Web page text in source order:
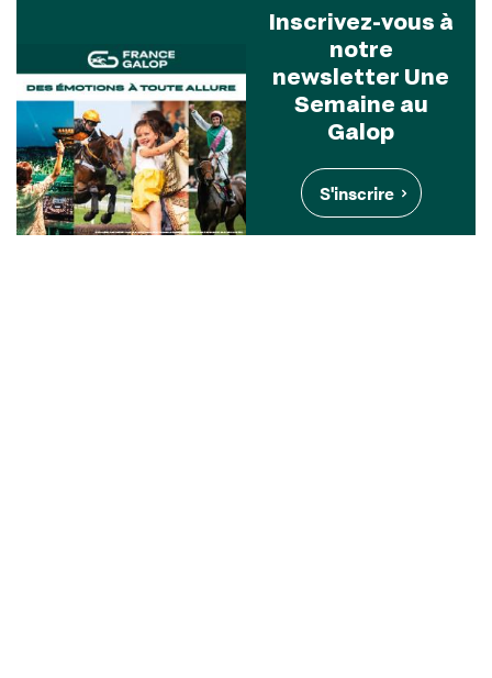
Inscrivez-vous à
notre
newsletter Une
Semaine au
Galop
S'inscrire